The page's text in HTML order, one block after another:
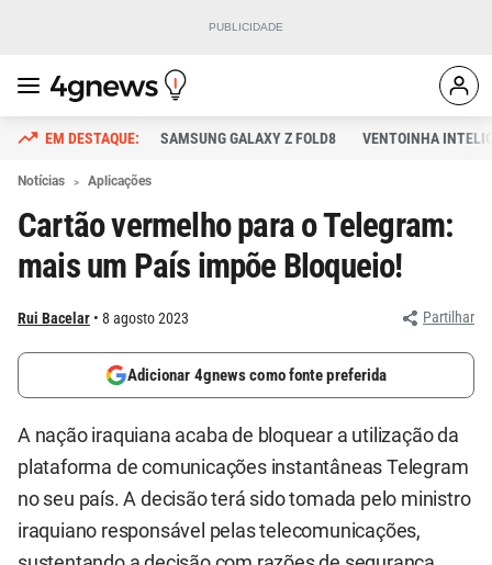
SAMSUNG GALAXY Z FOLD8 VENTOINHA
Notícias Aplicações
Cartão vermelho para o Telegram:
mais um País impõe Bloqueio!
Rui Bacelar 8 agosto 2023 Partilhar
Adicionar 4gnews como fonte preferida
A nação iraquiana acaba de bloquear a utilização da
plataforma de comunicações instantâneas Telegram
no seu país. A decisão terá sido tomada pelo ministro
iraquiano responsável pelas telecomunicações,